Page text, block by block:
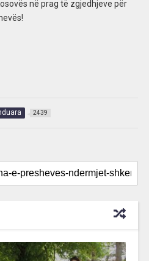
në prag të zgjedhjeve për
2439